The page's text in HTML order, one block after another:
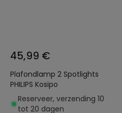
45,99 €
Plafondlamp 2 Spotlights
PHILIPS Kosipo
Reserveer, verzending 10
tot 20 dagen